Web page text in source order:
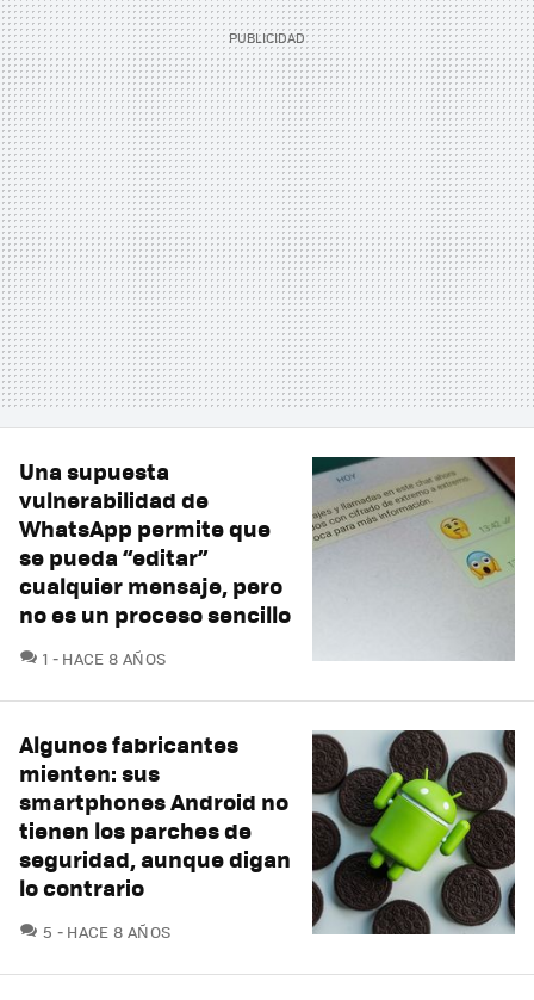
Una supuesta
vulnerabilidad de
WhatsApp permite que
se pueda “editar”
cualquier mensaje, pero
no es un proceso sencillo
1 COMENTARIOS
HACE 8 AÑOS
Algunos fabricantes
mienten: sus
smartphones Android no
tienen los parches de
seguridad, aunque digan
lo contrario
5 COMENTARIOS
HACE 8 AÑOS